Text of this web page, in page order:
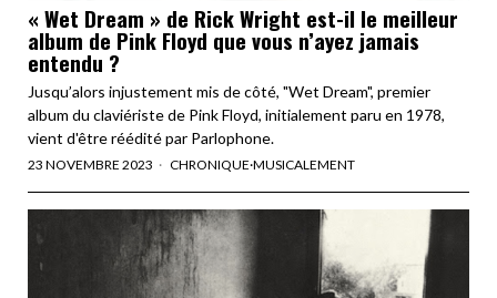
« Wet Dream » de Rick Wright est-il le meilleur
album de Pink Floyd que vous n’ayez jamais
entendu ?
Jusqu’alors injustement mis de côté, "Wet Dream", premier
album du claviériste de Pink Floyd, initialement paru en 1978,
vient d'être réédité par Parlophone.
23 NOVEMBRE 2023 CHRONIQUE·MUSICALEMENT